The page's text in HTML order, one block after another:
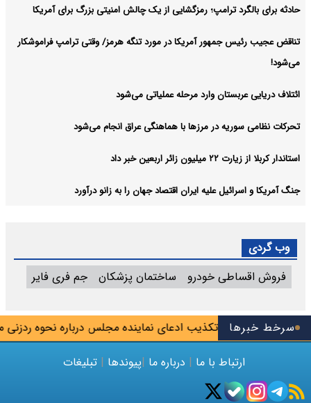
سرخط خبرهاتکذیب ادعای نماینده مجلس درباره نحوه ردزنی محل
حادثه برای بالگرد ترامپ؛ رمزگشایی از یک چالش امنیتی بزرگ برای آمریکا
تناقض عجیب رئیس جمهور آمریکا در مورد تنگه هرمز/ وقتی ترامپ فراموشکار
می‌شود!
ائتلاف دریایی عربستان وارد مرحله عملیاتی می‌شود
تحرکات نظامی سوریه در مرزها با هماهنگی عراق انجام می‌شود
استاندار کربلا از زیارت ۲۲ میلیون زائر اربعین خبر داد
جنگ آمریکا و اسرائیل علیه ایران اقتصاد جهان را به زانو درآورد
وب گردی
فروش اقساطی خودرو
ساختمان پزشکان جم فری فایر
ارتباط با ما | درباره ما |پیوندها | تبلیغات